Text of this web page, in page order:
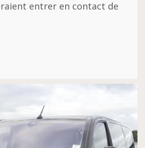
entrer en contact dе